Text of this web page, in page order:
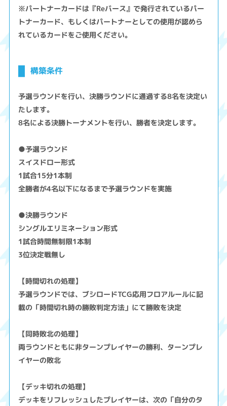
※パートナーカードは『Reバース』で発行されているパー
トナーカード、もしくはパートナーとしての使用が認めら
れているカードをご使用ください。
構築条件
予選ラウンドを行い、決勝ラウンドに通過する8名を決定い
たします。
8名による決勝トーナメントを行い、勝者を決定します。
●予選ラウンド
スイスドロー形式
1試合15分1本制
全勝者が4名以下になるまで予選ラウンドを実施
●決勝ラウンド
シングルエリミネーション形式
1試合時間無制限1本制
3位決定戦無し
【時間切れの処理】
予選ラウンドでは、ブシロードTCG応用フロアルールに記
載の「時間切れ時の勝敗判定方法」にて勝敗を決定
【同時敗北の処理】
両ラウンドともに非ターンプレイヤーの勝利、ターンプレ
イヤーの敗北
【デッキ切れの処理】
デッキをリフレッシュしたプレイヤーは、次の「自分のタ